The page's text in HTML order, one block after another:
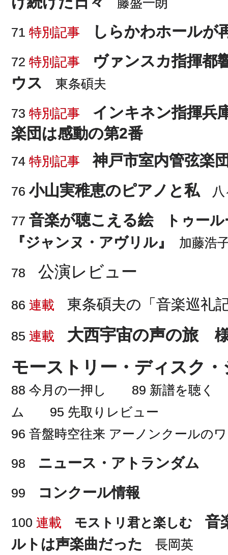
71 特別記事 しらかわホールが
72 特別記事
ヴァンスカ指揮
ウス
東条碩夫
73 特別記事
インキネン指揮兵
楽団は感動の第2番
74 特別記事 神戸市室内管弦楽
76小山実稚恵のピアノと私八
77 音楽が聴こえる絵
トゥー
『ジャンヌ・アヴリル』
加藤浩
78 公演レビュー
86 連載 東条碩夫の「音楽巡礼
85 連載 大西宇宙の声の旅
モーストリー・ディスク
88 今月の一押し 89 新譜を聴く
ム 95 先取りレビュー
96 音盤時空往来 アーノンクールの
98 ニュース・アトランダム
99 コンクール情報
100 連載 モストリ君と楽しむ 音
ルトは声楽曲だった 長岡英